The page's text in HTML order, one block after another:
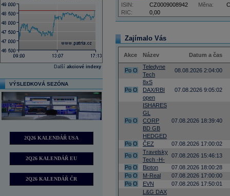
Další akciové indexy
VÝSLEDKOVÁ SEZÓNA
2Q26 KALENDÁŘ USA
2Q26 KALENDÁŘ EU
2Q26 KALENDÁŘ ČR
RIC: 0,00
ISIN: CZ0009008942 Měna:
Zajímalo Vás
Akce Název Datum a čas
Po O
Teledyne
Tech
08.08.2026 2:04:00
Po O
8xS
DAX/RBI
open
07.08.2026 9:05:02
Po O
ISHARES
GL
CORP
BD GB
HEDGED
07.08.2026 18:39:40
Po O ČEZ
07.08.2026 17:00:02
Po O
Travelsky
Tech -H-
07.08.2026 15:46:13
Po O Bioton
07.08.2026 18:00:28
Po O M-Real
07.08.2026 17:00:00
Po O EVN 07.08.2026 17:50:01
L&G DAX